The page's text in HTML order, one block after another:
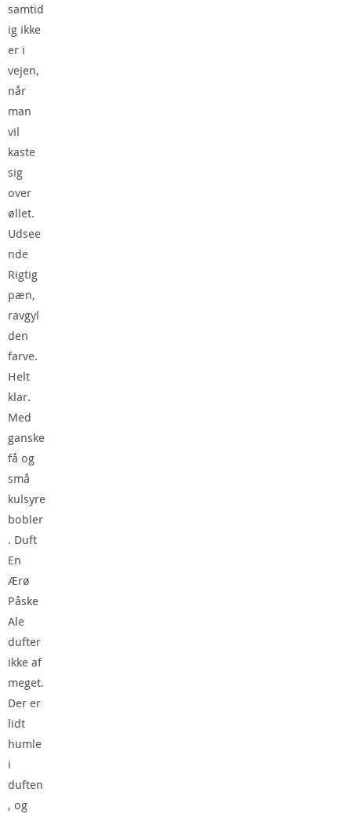
samtid
ig ikke
er i
vejen,
når
man
vil
kaste
sig
over
øllet.
Udsee
nde
Rigtig
pæn,
ravgyl
den
farve.
Helt
klar.
Med
ganske
få og
små
kulsyre
bobler
. Duft
En
Ærø
Påske
Ale
dufter
ikke af
meget.
Der er
lidt
humle
i
duften
, og